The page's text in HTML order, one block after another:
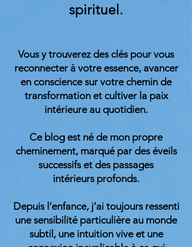
spirituel.
Vous y trouverez des clés pour vous
reconnecter à votre essence, avancer
en conscience sur votre chemin de
transformation et cultiver la paix
intérieure au quotidien.
Ce blog est né de mon propre
cheminement, marqué par des éveils
successifs et des passages
intérieurs profonds.
Depuis l’enfance, j’ai toujours ressenti
une sensibilité particulière au monde
subtil, une intuition vive et une